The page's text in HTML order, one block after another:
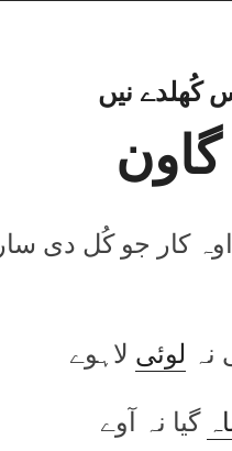
کُھلدے نیں
کار جو کُل دی سار
نہ لوئی لاہوے
گیا نہ آوے